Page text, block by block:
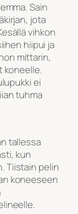
Sain
jota
vihkon
hiipui ja
mittarin,
koneelle.
ei
tuhma
tallessa
kun
Tiistain pelin
koneeseen